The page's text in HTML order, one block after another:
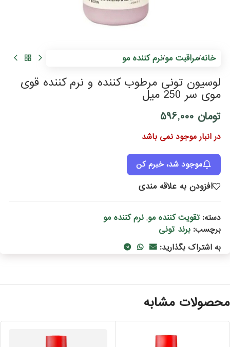
خانه/مراقبت مو/نرم کننده مو
لوسیون تونی مرطوب کننده و نرم کننده قوی
موی سر 250 میل
تومان
در انبار موجود نمی باشد
موجود شد، خبرم کن
افزودن به علاقه مندی
دسته: تقویت کننده مو, نرم کننده مو
برچسب: برند تونی
به اشتراک بگذارید:
محصولات مشابه